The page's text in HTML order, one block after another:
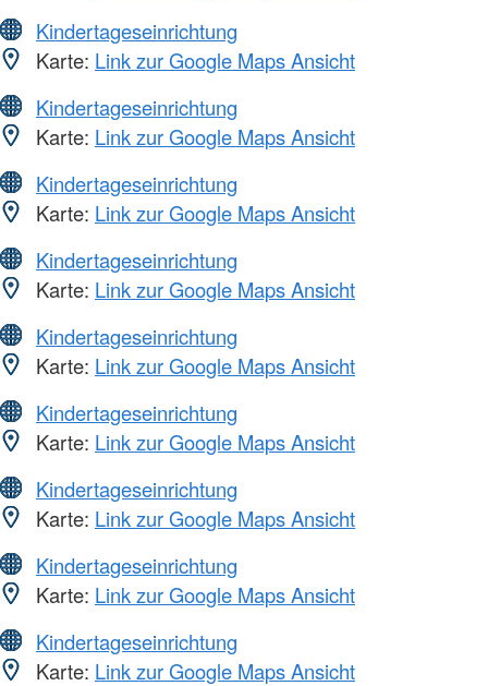
Kindertageseinrichtung
Karte: Link zur Google Maps Ansicht
Kindertageseinrichtung
Karte: Link zur Google Maps Ansicht
Kindertageseinrichtung
Karte: Link zur Google Maps Ansicht
Kindertageseinrichtung
Karte: Link zur Google Maps Ansicht
Kindertageseinrichtung
Karte: Link zur Google Maps Ansicht
Kindertageseinrichtung
Karte: Link zur Google Maps Ansicht
Kindertageseinrichtung
Karte: Link zur Google Maps Ansicht
Kindertageseinrichtung
Karte: Link zur Google Maps Ansicht
Kindertageseinrichtung
Karte: Link zur Google Maps Ansicht